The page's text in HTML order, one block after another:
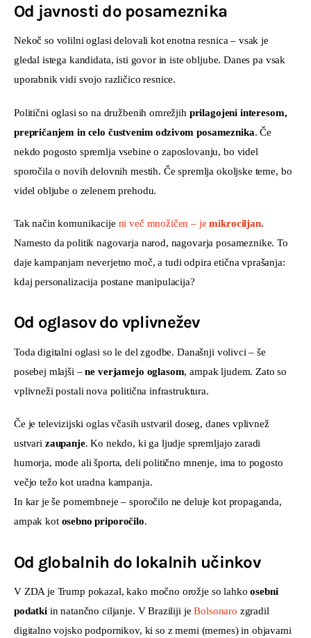
Od javnosti do posameznika
Nekoč so volilni oglasi delovali kot enotna resnica – vsak je
gledal istega kandidata, isti govor in iste obljube. Danes pa vsak
uporabnik vidi svojo različico resnice.
Politični oglasi so na družbenih omrežjih prilagojeni interesom,
prepričanjem in celo čustvenim odzivom posameznika. Če
nekdo pogosto spremlja vsebine o zaposlovanju, bo videl
sporočila o novih delovnih mestih. Če spremlja okoljske teme, bo
videl obljube o zelenem prehodu.
Tak način komunikacije ni več množičen – je mikrociljan.
Namesto da politik nagovarja narod, nagovarja posameznike. To
daje kampanjam neverjetno moč, a tudi odpira etična vprašanja:
kdaj personalizacija postane manipulacija?
Od oglasov do vplivnežev
Toda digitalni oglasi so le del zgodbe. Današnji volivci – še
posebej mlajši – ne verjamejo oglasom, ampak ljudem. Zato so
vplivneži postali nova politična infrastruktura.
Če je televizijski oglas včasih ustvaril doseg, danes vplivnež
ustvari zaupanje. Ko nekdo, ki ga ljudje spremljajo zaradi
humorja, mode ali športa, deli politično mnenje, ima to pogosto
večjo težo kot uradna kampanja.
In kar je še pomembneje – sporočilo ne deluje kot propaganda,
ampak kot osebno priporočilo.
Od globalnih do lokalnih učinkov
V ZDA je Trump pokazal, kako močno orožje so lahko osebni
podatki in natančno ciljanje. V Braziliji je Bolsonaro zgradil
digitalno vojsko podpornikov, ki so z memi (memes) in objavami